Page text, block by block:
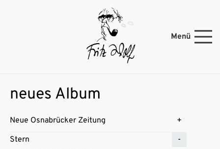
Menü
neues Album
Neue Osnabrücker Zeitung
Stern